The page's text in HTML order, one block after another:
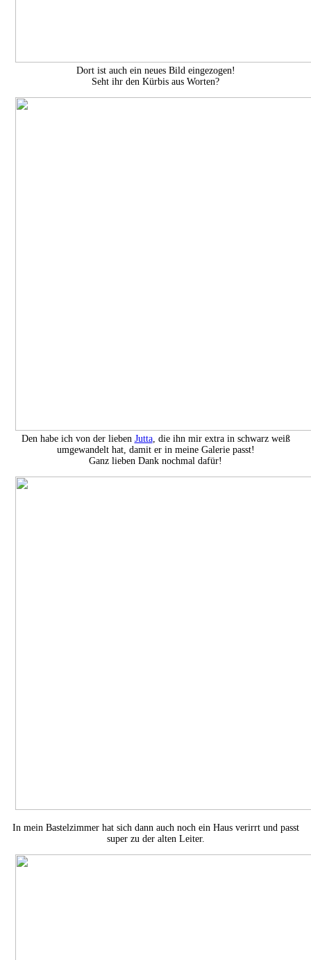
Dort ist auch ein neues Bild eingezogen!
Seht ihr den Kürbis aus Worten?
Den habe ich von der lieben Jutta, die ihn mir extra in schwarz weiß
umgewandelt hat, damit er in meine Galerie passt!
Ganz lieben Dank nochmal dafür!
In mein Bastelzimmer hat sich dann auch noch ein Haus verirrt und passt
super zu der alten Leiter.